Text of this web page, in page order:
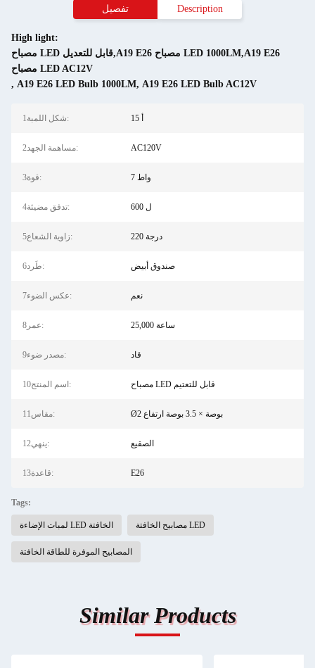
تفصيل Description
High light:
مصباح LED قابل للتعديل,A19 E26 مصباح LED 1000LM,A19 E26
مصباح LED AC12V
, A19 E26 LED Bulb 1000LM, A19 E26 LED Bulb AC12V
1شكل اللمبة: أ 15
2مساهمة الجهد: AC120V
3قوة: 7 واط
4تدفق مضيئة: 600 ل
5زاوية الشعاع: 220 درجة
6طَرد: صندوق أبيض
7عكس الضوء: نعم
8عمر: 25,000 ساعة
9مصدر ضوء: قاد
10اسم المنتج: مصباح LED قابل للتعتيم
11مقاس: Ø2 بوصة × 3.5 بوصة ارتفاع
12ينهي: الصقيع
13قاعدة: E26
Tags:
لمبات الإضاءة LED الخافتة مصابيح الخافتة LED
المصابيح الموفرة للطاقة الخافتة
Similar Products